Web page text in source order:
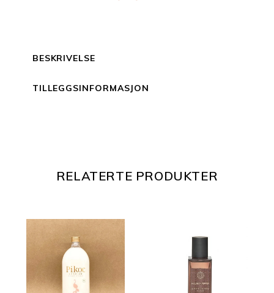
BESKRIVELSE
TILLEGGSINFORMASJON
RELATERTE PRODUKTER